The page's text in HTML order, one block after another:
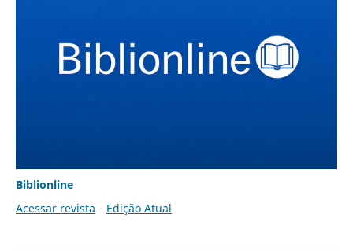
Biblionline
Acessar revista
Edição Atual